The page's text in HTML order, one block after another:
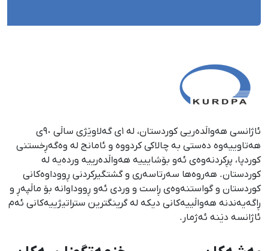
ئاژانسی هەواڵدەریی کوردستان، لە ١ی گەلاوێژی ساڵی ٩٠ی
هەتاوییەوە دەستی بە چالاکی کردووە و ئامانج لە وەگەڕخستنی
كوردپا، پڕكردنەوەی ئەو بۆشایییە هەواڵدەرییە وردەیە لە
كوردستان. هەروەها سەرتاسەری و گشتگیركردنی ڕووداوەكانی
كوردستان و گواستنەوەی ڕاست و وردی ئەو ڕووداوانە بۆ ماڵپەڕ و
ڕاگەیەندنە هەواڵییەكانی دیكە لە گرینگترین ستراتیژییەكانی ئەم
ئاژانسە دێنە ئەژمار.